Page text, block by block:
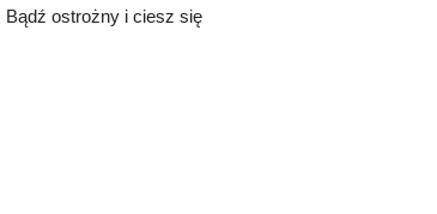
ostrożny i ciesz się